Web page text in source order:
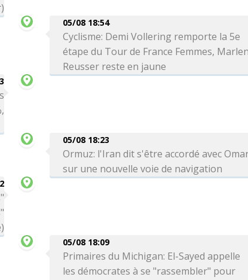
05/08 18:54
Cyclisme: Demi Vollering remporte la 5e
étape du Tour de France Femmes,
Reusser reste en jaune
05/08 18:23
Ormuz: l'Iran dit s'être accordé avec
sur une nouvelle voie de navigation
05/08 18:09
Primaires du Michigan: El-Sayed appelle
les démocrates à se "rassembler" pour